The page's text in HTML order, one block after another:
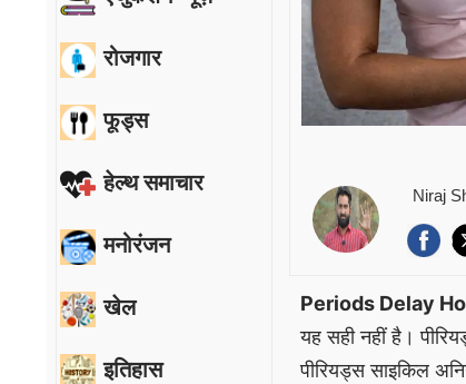
रोजगार
फूड्स
हेल्थ समाचार
मनोरंजन
खेल
इतिहास
Niraj
Periods Delay
यह सही नहीं है।
पीरियड्स साइकिल